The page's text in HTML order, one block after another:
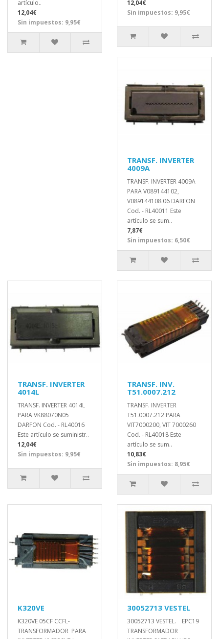
artículo..
12,04€
Sin impuestos: 9,95€
12,04€
Sin impuestos: 9,95€
TRANSF. INVERTER
4009A
TRANSF. INVERTER 4009A
PARA V089144102,
V089144108 06 DARFON
Cod. - RL40011 Este
artículo se sum..
7,87€
Sin impuestos: 6,50€
TRANSF. INVERTER
4014L
TRANSF. INVERTER 4014L
PARA VK88070N05
DARFON Cod. - RL40016
Este artículo se suministr..
12,04€
Sin impuestos: 9,95€
TRANSF. INV.
T51.0007.212
TRANSF. INVERTER
T51.0007.212 PARA
VIT7000200, VIT 7000260
Cod. - RL40018 Este
artículo se sum..
10,83€
Sin impuestos: 8,95€
K320VE
K320VE 05CF CCFL-
TRANSFORMADOR PARA
30052713 VESTEL
30052713 VESTEL. EPC19
TRANSFORMADOR